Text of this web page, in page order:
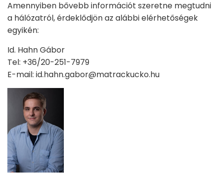
Amennyiben bővebb információt szeretne megtudni
a hálózatról, érdeklődjön az alábbi elérhetőségek
egyikén:
Id. Hahn Gábor
Tel: +36/20-251-7979
E-mail: id.hahn.gabor@matrackucko.hu